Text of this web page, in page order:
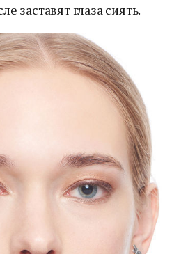
заставят глаза сиять.